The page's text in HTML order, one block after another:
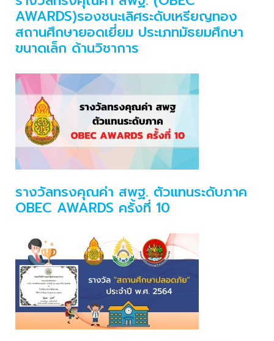
AWARDS)รองชนะเลิศระดับเหรียญทอง
สถานศึกษายอดเยี่ยม ประเภทมัธยมศึกษา
ขนาดเล็ก ด้านวิชาการ
รางวัลทรงคุณค่า สพฐ. ตัวแทนระดับภาค
OBEC AWARDS ครั้งที่ 10